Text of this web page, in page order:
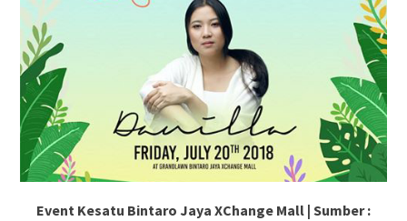
Event Kesatu Bintaro Jaya XChange Mall | Sumber :